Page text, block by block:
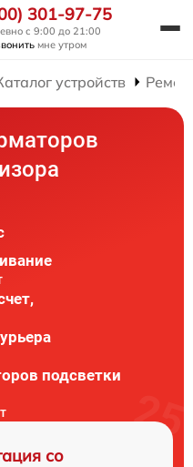
301-97-75
с 9:00 до 21:00
мне утром
устройств
подсветки
со